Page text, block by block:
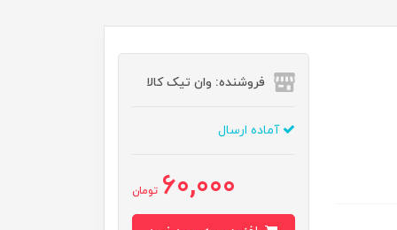
فروشنده: وان تیک کالا
آماده ارسال
60,000 تومان